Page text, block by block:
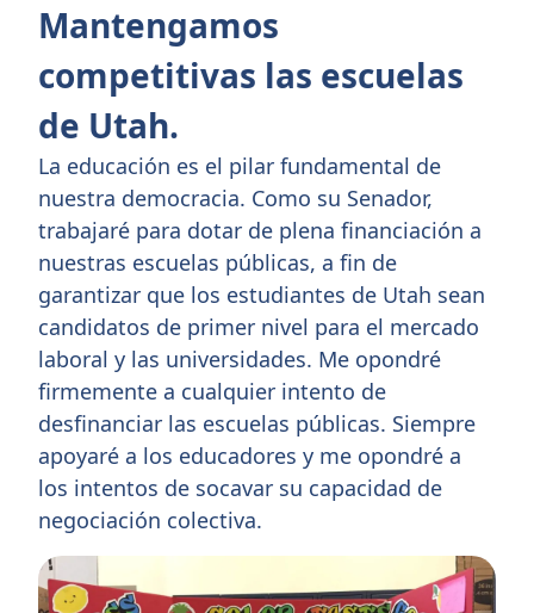
Mantengamos
competitivas las escuelas
de Utah.
La educación es el pilar fundamental de
nuestra democracia. Como su Senador,
trabajaré para dotar de plena financiación a
nuestras escuelas públicas, a fin de
garantizar que los estudiantes de Utah sean
candidatos de primer nivel para el mercado
laboral y las universidades. Me opondré
firmemente a cualquier intento de
desfinanciar las escuelas públicas. Siempre
apoyaré a los educadores y me opondré a
los intentos de socavar su capacidad de
negociación colectiva.